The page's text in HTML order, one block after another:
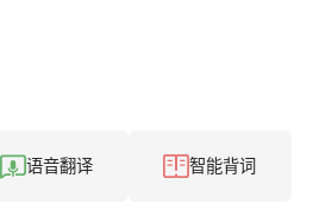
语音翻译 智能背词